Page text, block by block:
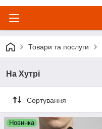
Товари та послуги
На Хутрі
Сортування
Новинка